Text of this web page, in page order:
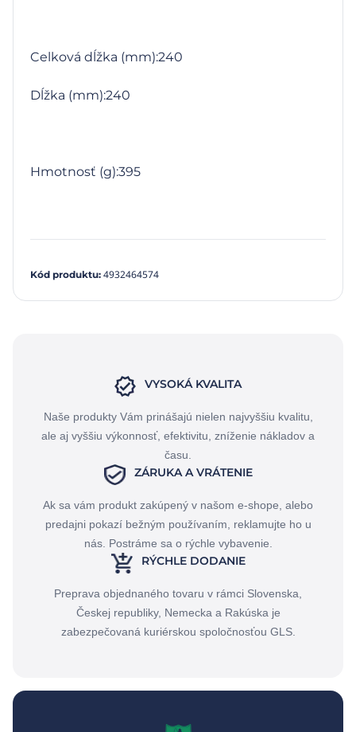
Celková dĺžka (mm):240
Dĺžka (mm):240
Hmotnosť (g):395
Kód produktu: 4932464574
VYSOKÁ KVALITA
Naše produkty Vám prinášajú nielen najvyššiu kvalitu,
ale aj vyššiu výkonnosť, efektivitu, zníženie nákladov a
času.
ZÁRUKA A VRÁTENIE
Ak sa vám produkt zakúpený v našom e-shope, alebo
predajni pokazí bežným používaním, reklamujte ho u
nás. Postráme sa o rýchle vybavenie.
RÝCHLE DODANIE
Preprava objednaného tovaru v rámci Slovenska,
Českej republiky, Nemecka a Rakúska je
zabezpečovaná kuriérskou spoločnosťou GLS.